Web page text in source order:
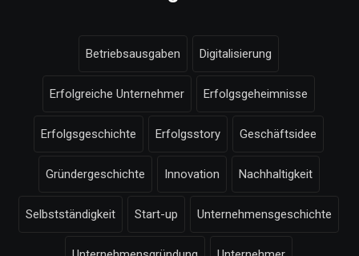
Betriebsausgaben Digitalisierung
Erfolgreiche Unternehmer Erfolgsgeheimnisse
Erfolgsgeschichte Erfolgsstory Geschäftsidee
Gründergeschichte Innovation Nachhaltigkeit
Selbstständigkeit Start-up Unternehmensgeschichte